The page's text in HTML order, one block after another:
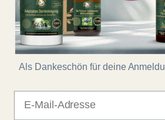
Impressum
AGB
Widerrufsrecht
Zahlung und Versand
Als Dankeschön für deine